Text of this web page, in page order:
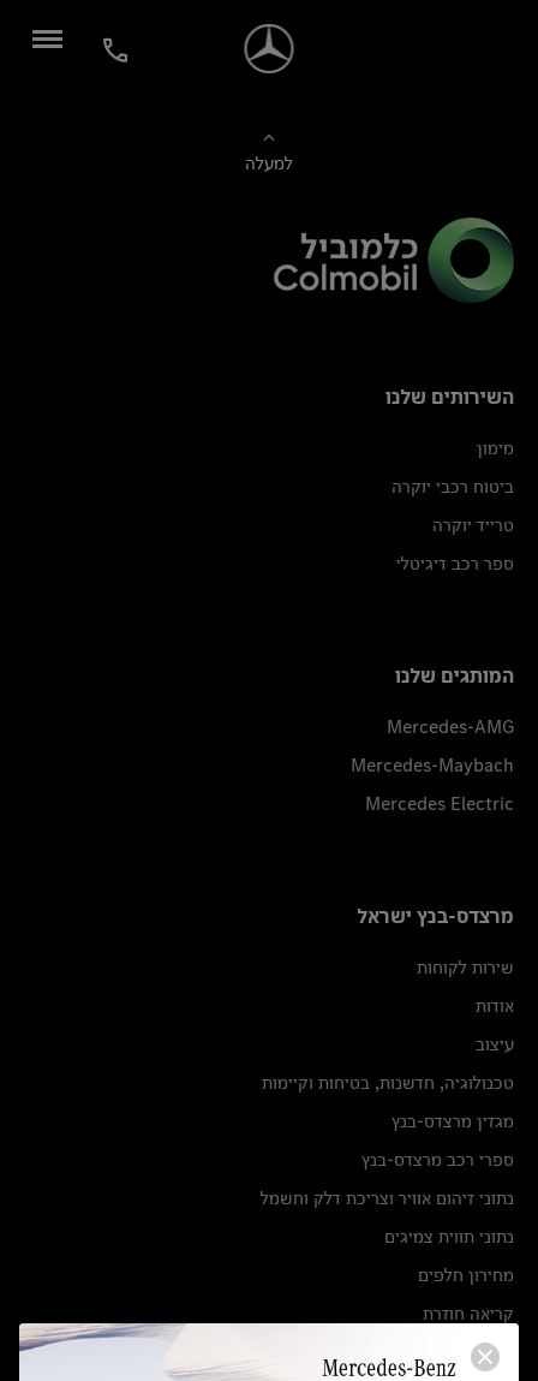
למעלה
השירותים שלנו
מימון
ביטוח רכבי יוקרה
טרייד יוקרה
ספר רכב דיגיטלי
המותגים שלנו
Mercedes-AMG
Mercedes-Maybach
Mercedes Electric
מרצדס-בנץ ישראל
שירות לקוחות
אודות
עיצוב
טכנולוגיה, חדשנות, בטיחות וקיימות
מגזין מרצדס-בנץ
ספרי רכב מרצדס-בנץ
נתוני זיהום אוויר וצריכת דלק וחשמל
נתוני תווית צמיגים
מחירון חלפים
קריאה חוזרת
הודעה על הטבות לרכבי מרצדס בהסדר פשרה בתצ 56447-02-19